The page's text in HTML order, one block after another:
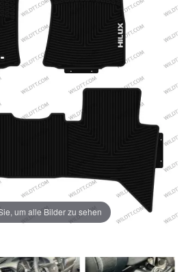
um alle Bilder zu sehen